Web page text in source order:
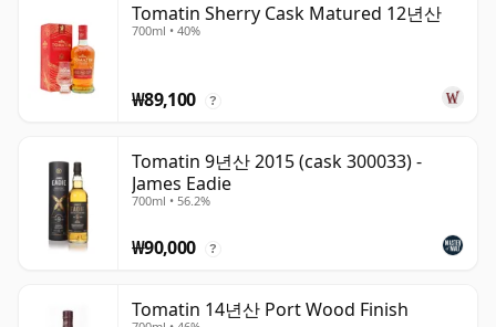
Tomatin Sherry Cask Matured 12년산
700ml • 40%
₩89,100 ?
Tomatin 9년산 2015 (cask 300033) -
James Eadie
700ml • 56.2%
₩90,000 ?
Tomatin 14년산 Port Wood Finish